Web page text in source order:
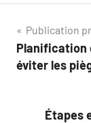
de
Publication
Planification
éviter les
Étapes